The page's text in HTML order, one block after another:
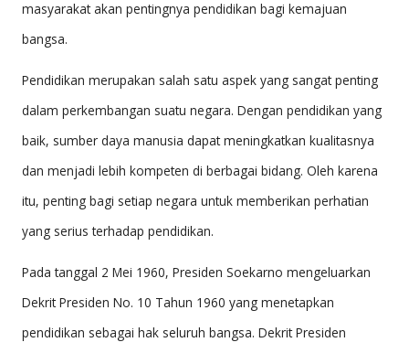
H
2
K
E
D
IR
I
masyarakat akan pentingnya pendidikan bagi kemajuan
bangsa.
Pendidikan merupakan salah satu aspek yang sangat penting
dalam perkembangan suatu negara. Dengan pendidikan yang
baik, sumber daya manusia dapat meningkatkan kualitasnya
dan menjadi lebih kompeten di berbagai bidang. Oleh karena
itu, penting bagi setiap negara untuk memberikan perhatian
yang serius terhadap pendidikan.
Pada tanggal 2 Mei 1960, Presiden Soekarno mengeluarkan
Dekrit Presiden No. 10 Tahun 1960 yang menetapkan
pendidikan sebagai hak seluruh bangsa. Dekrit Presiden